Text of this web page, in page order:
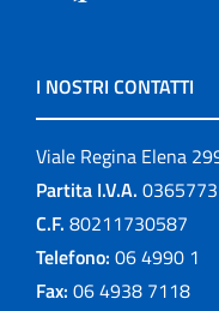
I NOSTRI CONTATTI
Viale Regina Elena
Partita I.V.A.
C.F. 80211730587
Telefono: 06 4990 1
Fax: 06 4938 7118